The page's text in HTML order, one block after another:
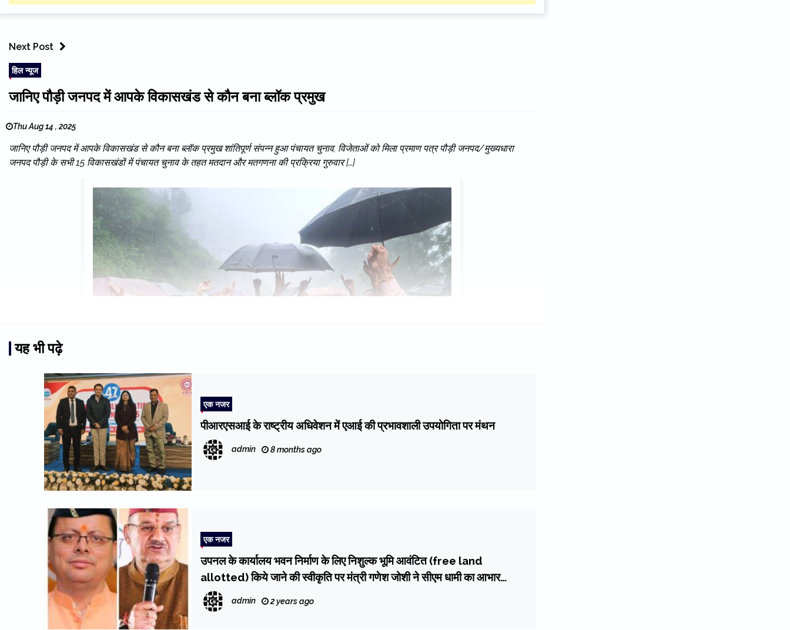
Next Post
हिल न्यूज
जानिए पौड़ी जनपद में आपके विकासखंड से कौन बना ब्लॉक प्रमुख
Thu Aug 14 , 2025
जानिए पौड़ी जनपद में आपके विकासखंड से कौन बना ब्लॉक प्रमुख शांतिपूर्ण संपन्न हुआ पंचायत चुनाव, विजेताओं को मिला प्रमाण पत्र पौड़ी जनपद/मुख्यधारा
जनपद पौड़ी के सभी 15 विकासखंडों में पंचायत चुनाव के तहत मतदान और मतगणना की प्रक्रिया गुरुवार […]
यह भी पढ़े
एक नजर
पीआरएसआई के राष्ट्रीय अधिवेशन में एआई की प्रभावशाली उपयोगिता पर मंथन
admin 8 months ago
एक नजर
उपनल के कार्यालय भवन निर्माण के लिए निशुल्क भूमि आवंटित (free land
allotted) किये जाने की स्वीकृति पर मंत्री गणेश जोशी ने सीएम धामी का आभार
जताया
admin 2 years ago